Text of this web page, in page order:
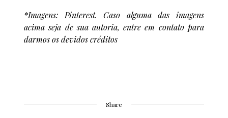
*Imagens: Pinterest. Caso alguma das imagens
acima seja de sua autoria, entre em contato para
darmos os devidos créditos
Share